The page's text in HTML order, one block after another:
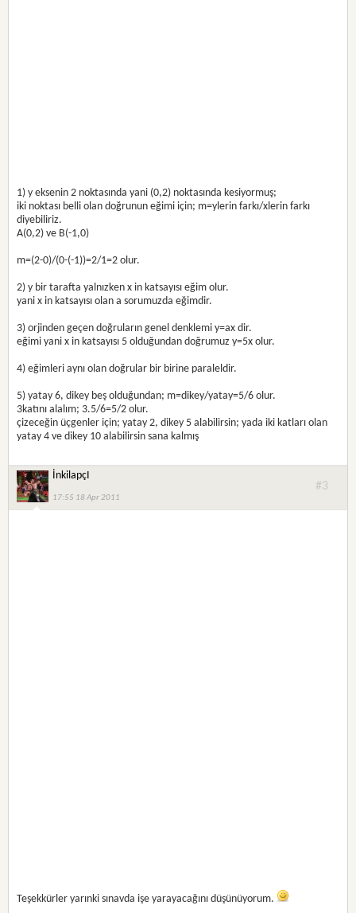
1) y eksenin 2 noktasında yani (0,2) noktasında kesiyormuş;
iki noktası belli olan doğrunun eğimi için; m=ylerin farkı/xlerin farkı
diyebiliriz.
A(0,2) ve B(-1,0)
m=(2-0)/(0-(-1))=2/1=2 olur.
2) y bir tarafta yalnızken x in katsayısı eğim olur.
yani x in katsayısı olan a sorumuzda eğimdir.
3) orjinden geçen doğruların genel denklemi y=ax dir.
eğimi yani x in katsayısı 5 olduğundan doğrumuz y=5x olur.
4) eğimleri aynı olan doğrular bir birine paraleldir.
5) yatay 6, dikey beş olduğundan; m=dikey/yatay=5/6 olur.
3katını alalım; 3.5/6=5/2 olur.
çizeceğin üçgenler için; yatay 2, dikey 5 alabilirsin; yada iki katları olan
yatay 4 ve dikey 10 alabilirsin sana kalmış
İnkilapçI
17:55 18 Apr 2011
#3
Teşekkürler yarınki sınavda işe yarayacağını düşünüyorum.